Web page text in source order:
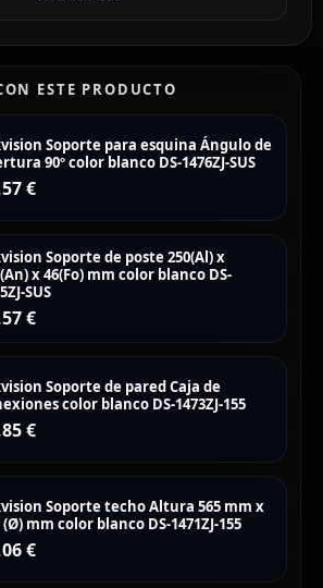
ESTE PRODUCTO
Soporte para esquina Ángulo de
90º color blanco DS-1476ZJ-SUS
€
Soporte de poste 250(Al) x
x 46(Fo) mm color blanco DS-
SUS
€
Soporte de pared Caja de
color blanco DS-1473ZJ-155
€
Soporte techo Altura 565 mm x
(Ø) mm color blanco DS-1471ZJ-155
€